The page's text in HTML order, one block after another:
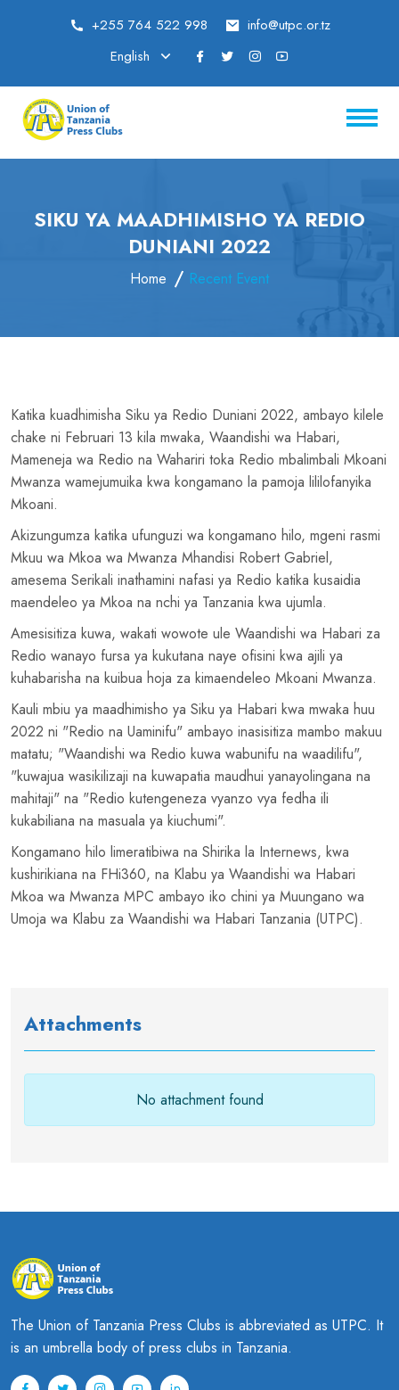
+255 764 522 998
info@utpc.or.tz
English
SIKU YA MAADHIMISHO YA REDIO
DUNIANI 2022
Home Recent Event
Katika kuadhimisha Siku ya Redio Duniani 2022, ambayo kilele
chake ni Februari 13 kila mwaka, Waandishi wa Habari,
Mameneja wa Redio na Wahariri toka Redio mbalimbali Mkoani
Mwanza wamejumuika kwa kongamano la pamoja lililofanyika
Mkoani.
Akizungumza katika ufunguzi wa kongamano hilo, mgeni rasmi
Mkuu wa Mkoa wa Mwanza Mhandisi Robert Gabriel,
amesema Serikali inathamini nafasi ya Redio katika kusaidia
maendeleo ya Mkoa na nchi ya Tanzania kwa ujumla.
Amesisitiza kuwa, wakati wowote ule Waandishi wa Habari za
Redio wanayo fursa ya kukutana naye ofisini kwa ajili ya
kuhabarisha na kuibua hoja za kimaendeleo Mkoani Mwanza.
Kauli mbiu ya maadhimisho ya Siku ya Habari kwa mwaka huu
2022 ni "Redio na Uaminifu" ambayo inasisitiza mambo makuu
matatu; "Waandishi wa Redio kuwa wabunifu na waadilifu",
"kuwajua wasikilizaji na kuwapatia maudhui yanayolingana na
mahitaji" na "Redio kutengeneza vyanzo vya fedha ili
kukabiliana na masuala ya kiuchumi".
Kongamano hilo limeratibiwa na Shirika la Internews, kwa
kushirikiana na FHi360, na Klabu ya Waandishi wa Habari
Mkoa wa Mwanza MPC ambayo iko chini ya Muungano wa
Umoja wa Klabu za Waandishi wa Habari Tanzania (UTPC).
Attachments
No attachment found
The Union of Tanzania Press Clubs is abbreviated as UTPC. It
is an umbrella body of press clubs in Tanzania.